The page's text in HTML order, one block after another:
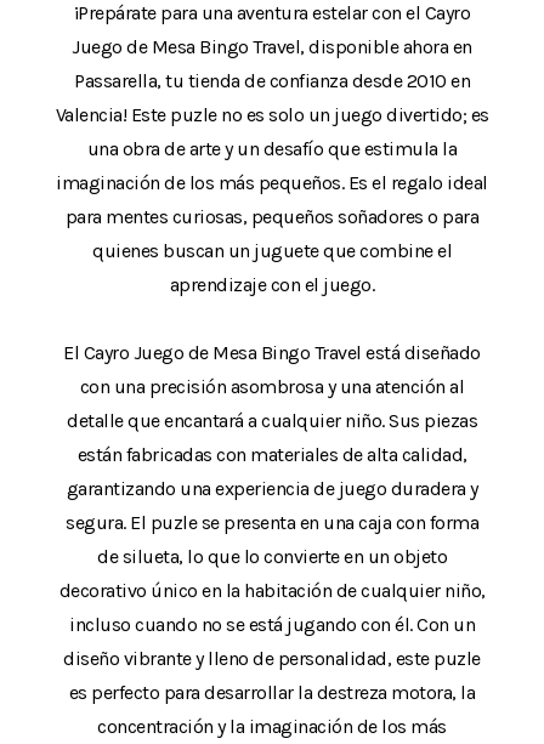
¡Prepárate para una aventura estelar con el Cayro
Juego de Mesa Bingo Travel, disponible ahora en
Passarella, tu tienda de confianza desde 2010 en
Valencia! Este puzle no es solo un juego divertido; es
una obra de arte y un desafío que estimula la
imaginación de los más pequeños. Es el regalo ideal
para mentes curiosas, pequeños soñadores o para
quienes buscan un juguete que combine el
aprendizaje con el juego.
El Cayro Juego de Mesa Bingo Travel está diseñado
con una precisión asombrosa y una atención al
detalle que encantará a cualquier niño. Sus piezas
están fabricadas con materiales de alta calidad,
garantizando una experiencia de juego duradera y
segura. El puzle se presenta en una caja con forma
de silueta, lo que lo convierte en un objeto
decorativo único en la habitación de cualquier niño,
incluso cuando no se está jugando con él. Con un
diseño vibrante y lleno de personalidad, este puzle
es perfecto para desarrollar la destreza motora, la
concentración y la imaginación de los más